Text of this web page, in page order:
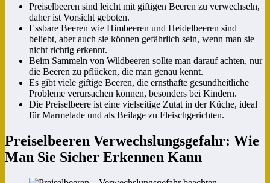
Preiselbeeren sind leicht mit giftigen Beeren zu verwechseln,
daher ist Vorsicht geboten.
Essbare Beeren wie Himbeeren und Heidelbeeren sind
beliebt, aber auch sie können gefährlich sein, wenn man sie
nicht richtig erkennt.
Beim Sammeln von Wildbeeren sollte man darauf achten, nur
die Beeren zu pflücken, die man genau kennt.
Es gibt viele giftige Beeren, die ernsthafte gesundheitliche
Probleme verursachen können, besonders bei Kindern.
Die Preiselbeere ist eine vielseitige Zutat in der Küche, ideal
für Marmelade und als Beilage zu Fleischgerichten.
Preiselbeeren Verwechslungsgefahr: Wie
Man Sie Sicher Erkennen Kann